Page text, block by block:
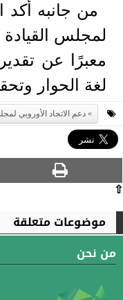
من جانبه أكد
لمجلس القيادة
معبرًا عن
لغة الحوار
دعم الاتحاد الأوروبي
⇧
موضوعات متعلقة
من نحن